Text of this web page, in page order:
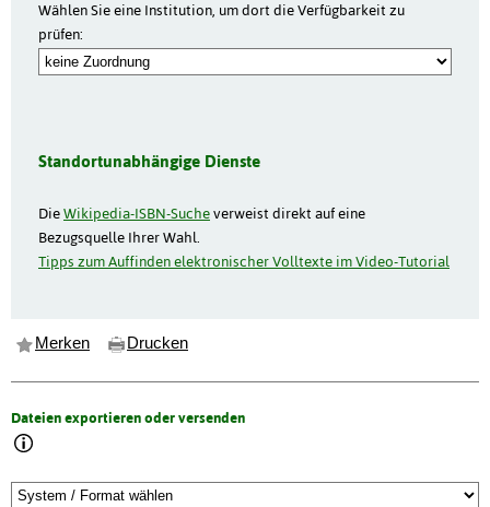
Wählen Sie eine Institution, um dort die Verfügbarkeit zu
prüfen:
Standortunabhängige Dienste
DieWikipedia-ISBN-Sucheverweist direkt auf eine
Bezugsquelle Ihrer Wahl.
Tipps zum Auffinden elektronischer Volltexte im Video-Tutorial
Merken Drucken
Dateien exportieren oder versenden